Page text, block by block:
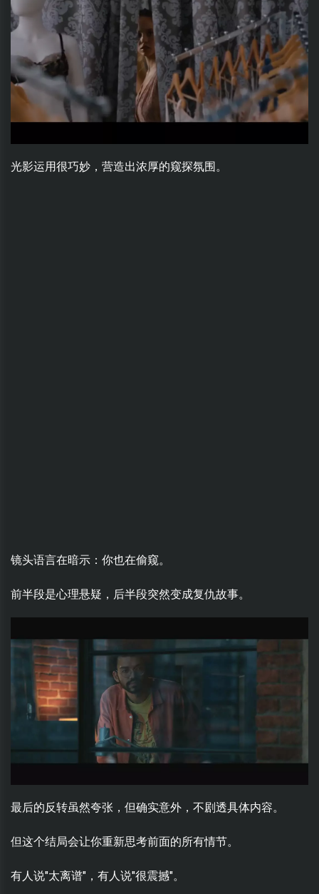
光影运用很巧妙，营造出浓厚的窥探氛围。
镜头语言在暗示：你也在偷窥。
前半段是心理悬疑，后半段突然变成复仇故事。
最后的反转虽然夸张，但确实意外，不剧透具体内容。
但这个结局会让你重新思考前面的所有情节。
有人说"太离谱"，有人说"很震撼"。